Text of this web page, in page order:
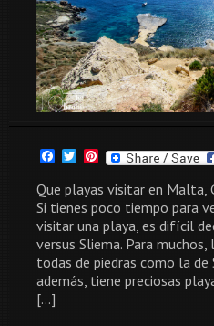
Facebook
TwitterPinterest
Que playas visitar en Malta,
Si tienes poco tiempo para
visitar una playa, es difícil
versus Sliema. Para
todas de piedras como la de
además, tiene preciosas
[…]